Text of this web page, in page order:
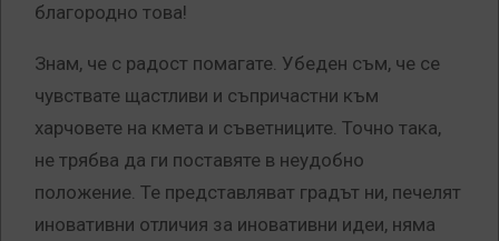
благородно това!
Знам, че с радост помагате. Убеден съм, че се
чувствате щастливи и съпричастни към
харчовете на кмета и съветниците. Точно така,
не трябва да ги поставяте в неудобно
положение. Те представляват градът ни, печелят
иновативни отличия за иновативни идеи, няма